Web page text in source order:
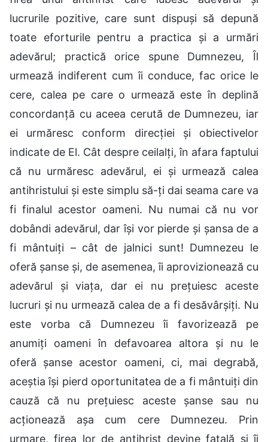
lucrurile pozitive, care sunt dispuși să depună
toate eforturile pentru a practica și a urmări
adevărul; practică orice spune Dumnezeu, Îl
urmează indiferent cum îi conduce, fac orice le
cere, calea pe care o urmează este în deplină
concordanță cu aceea cerută de Dumnezeu, iar
ei urmăresc conform direcției și obiectivelor
indicate de El. Cât despre ceilalți, în afara faptului
că nu urmăresc adevărul, ei și urmează calea
antihristului și este simplu să-ți dai seama care va
fi finalul acestor oameni. Nu numai că nu vor
dobândi adevărul, dar își vor pierde și șansa de a
fi mântuiți – cât de jalnici sunt! Dumnezeu le
oferă șanse și, de asemenea, îi aprovizionează cu
adevărul și viața, dar ei nu prețuiesc aceste
lucruri și nu urmează calea de a fi desăvârșiți. Nu
este vorba că Dumnezeu îi favorizează pe
anumiți oameni în defavoarea altora și nu le
oferă șanse acestor oameni, ci, mai degrabă,
aceștia își pierd oportunitatea de a fi mântuiți din
cauză că nu prețuiesc aceste șanse sau nu
acționează așa cum cere Dumnezeu. Prin
urmare, firea lor de antihrist devine fatală și îi